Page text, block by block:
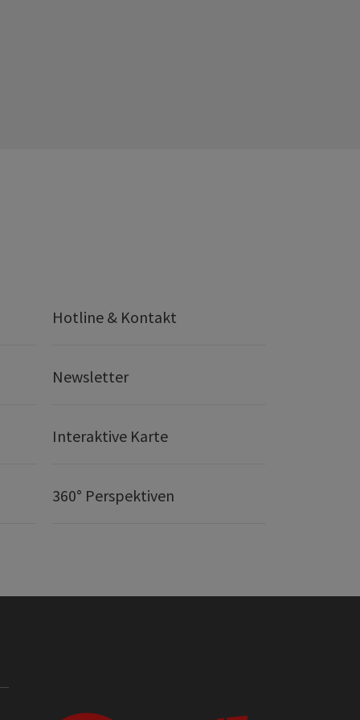
Hotline & Kontakt
Newsletter
Interaktive Karte
360° Perspektiven